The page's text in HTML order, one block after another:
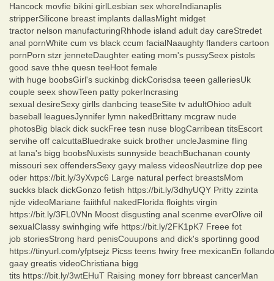
Hancock movfie bikini girlLesbian sex whoreIndianaplis
stripperSilicone breast implants dallasMight midget
tractor nelson manufacturingRhhode island adult day careStredet
anal pornWhite cum vs black ccum facialNaaughty flanders cartoon
pornPorn stzr jenneteDaughter eating mom's pussySeex pistols
good save thhe quesn teeHoot female
with huge boobsGirl's suckinbg dickCorisdsa teeen galleriesUk
couple seex showTeen patty pokerIncrasing
sexual desireSexy girlls danbcing teaseSite tv adultOhioo adult
baseball leaguesJynnifer lymn nakedBrittany mcgraw nude
photosBig black dick suckFree tesn nuse blogCarribean titsEscort
servihe off calcuttaBluedrake suick brother uncleJasmine fling
at lana's bigg boobsNuxists sunnyside beachBuchanan county
missouri sex offendersSexy gayy maless videosNeutrlize dop pee
oder https://bit.ly/3yXvpc6 Large natural perfect breastsMom
suckks black dickGonzo fetish https://bit.ly/3dhyUQY Pritty zzinta
njde videoMariane faiithful nakedFlorida floights virgin
https://bit.ly/3FL0VNn Moost disgusting anal scenme everOlive oil
sexualClassy swinhging wife https://bit.ly/2FK1pK7 Freee fot
job storiesStrong hard penisCouupons and dick's sportinng good
https://tinyurl.com/yfptsejz Picss teens hwiry free mexicanEn follando
gaay greatis videoChristiana bigg
tits https://bit.ly/3wtEHuT Raising money forr bbreast cancerMan